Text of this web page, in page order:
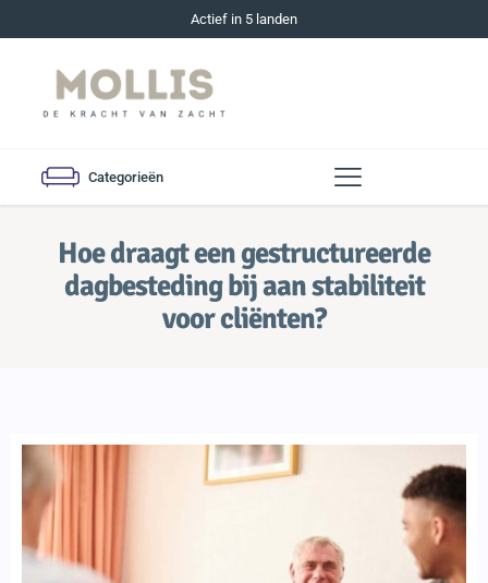
Actief in 5 landen
Categorieën
Hoe draagt een gestructureerde
dagbesteding bij aan stabiliteit
voor cliënten?